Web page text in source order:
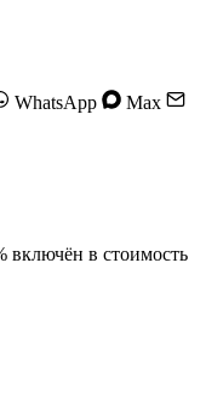
WhatsApp
Max
включён в стоимость